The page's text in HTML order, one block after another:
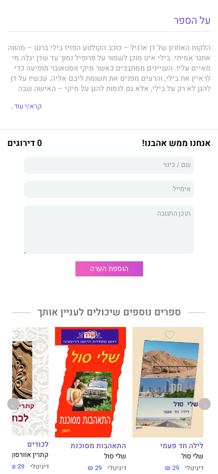
על הספר
הלקוח האחרון של דן או'ניל – כוכב הקולנוע הפזיז בילי ברנט – מהווה
אתגר אמיתי. בילי אינו מוכן לשמור על פרופיל נמוך עד שדן יגלה מי
מאיים עליו. העניינים מסתבכים כאשר מיקי ווסטאובר מופיעה כדי
לראיין את בילי, והרעים מפנים את תשומת ליבם אליה. עכשיו על דן
להגן לא רק על בילי, אלא גם לנסות להגן על מיקי – האישה שבה
קרא/י עוד..
אנחנו ממש אהבנו! 0 דירוגים
הוספת הערה
ספרים נוספים שיכולים לעניין אותך
לילה חד פעמי
שלי סול
דיגיטלי 29 ₪
התאהבות מסוכנת
שלי סול
דיגיטלי 29 ₪
לכודים
קתרין אוורסון
דיגיטלי 29 ₪